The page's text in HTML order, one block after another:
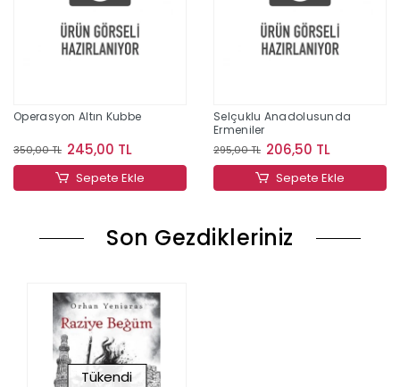
Operasyon Altın Kubbe
350,00 TL 245,00 TL
Sepete Ekle
Selçuklu Anadolusunda
Ermeniler
295,00 TL 206,50 TL
Sepete Ekle
Son Gezdikleriniz
Tükendi